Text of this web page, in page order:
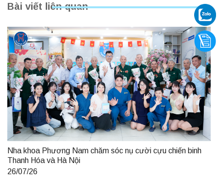
Bài viết liên quan
Nha khoa Phương Nam chăm sóc nụ cười cựu chiến binh
Thanh Hóa và Hà Nội
26/07/26